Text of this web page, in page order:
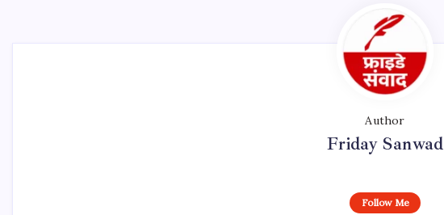
Author
Friday Sanwad
Follow Me